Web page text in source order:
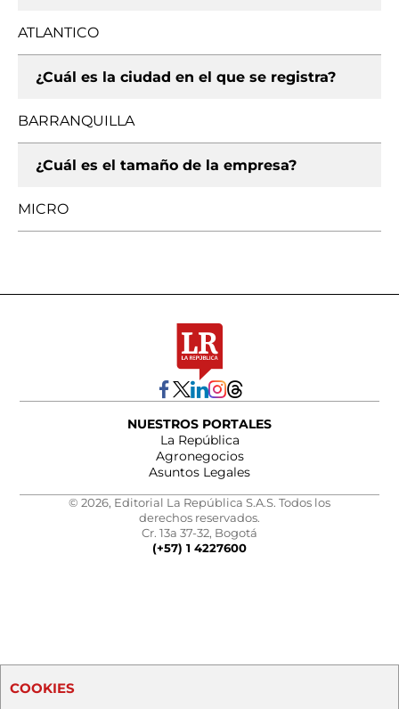
ATLANTICO
¿Cuál es la ciudad en el que se registra?
BARRANQUILLA
¿Cuál es el tamaño de la empresa?
MICRO
NUESTROS PORTALES
La República
Agronegocios
Asuntos Legales
© 2026, Editorial La República S.A.S. Todos los
derechos reservados.
Cr. 13a 37-32, Bogotá
(+57) 1 4227600
COOKIES